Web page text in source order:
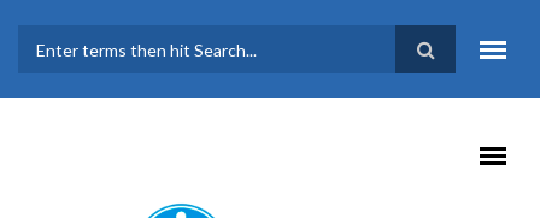
FORMULARIO DE
BÚSQUEDA